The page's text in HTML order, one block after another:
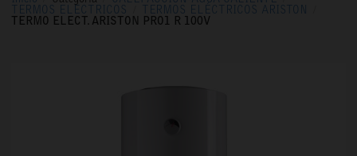
TERMOS ELECTRICOS TERMOS ELÉCTRICOS ARISTON
TERMO ELECT. ARISTON PRO1 R 100V